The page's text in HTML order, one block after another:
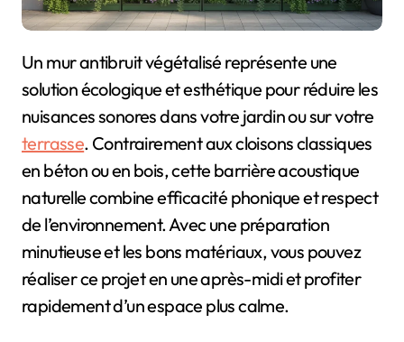
Un mur antibruit végétalisé représente une
solution écologique et esthétique pour réduire les
nuisances sonores dans votre jardin ou sur votre
terrasse. Contrairement aux cloisons classiques
en béton ou en bois, cette barrière acoustique
naturelle combine efficacité phonique et respect
de l’environnement. Avec une préparation
minutieuse et les bons matériaux, vous pouvez
réaliser ce projet en une après-midi et profiter
rapidement d’un espace plus calme.